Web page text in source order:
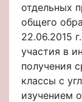
отдельных
общего
22.06.2015
участия в
получения
классы с
изучением